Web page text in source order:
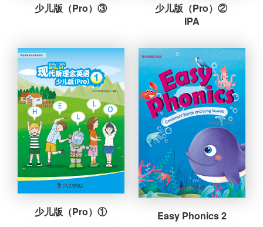
少儿版（Pro）③
少儿版（Pro）②
IPA
少儿版（Pro）① Easy Phonics 2